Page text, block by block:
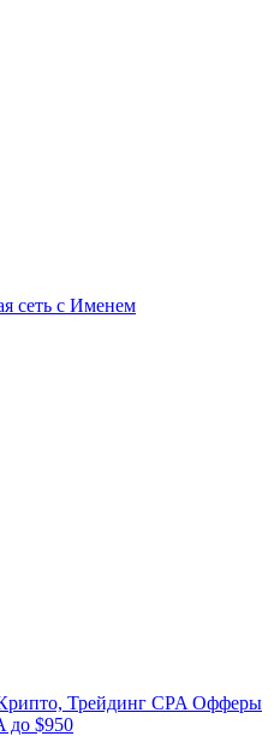
сеть с Именем
Трейдинг CPA Офферы
до $950